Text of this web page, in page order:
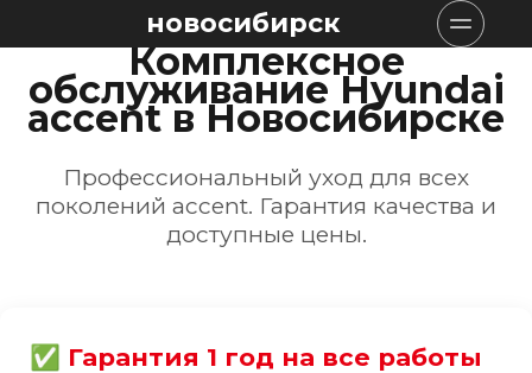
новосибирск
Комплексное
обслуживание Hyundai
accent в Новосибирске
Профессиональный уход для всех
поколений accent. Гарантия качества и
доступные цены.
✅ Гарантия 1 год на все работы